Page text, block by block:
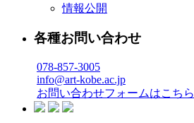
情報公開
各種お問い合わせ
078-857-3005
info@art-kobe.ac.jp
お問い合わせフォームはこちら